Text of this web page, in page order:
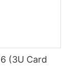
Card